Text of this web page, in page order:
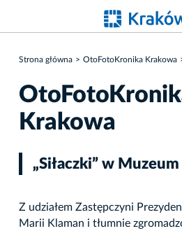
Strona główna OtoFotoKronika Krakowa
Krakowa
„Siłaczki” w
Z udziałem Zastępczyni
Marii Klaman i tłumnie